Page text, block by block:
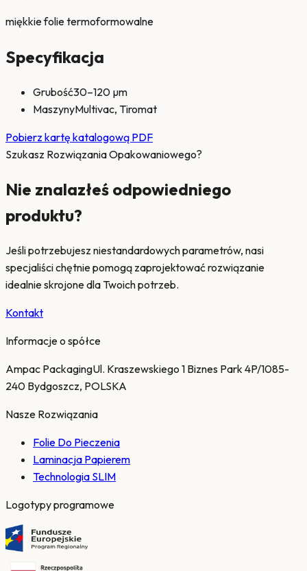
miękkie folie termoformowalne
Specyfikacja
Grubość30–120 µm
MaszynyMultivac, Tiromat
Pobierz kartę katalogową PDF
Szukasz Rozwiązania Opakowaniowego?
Nie znalazłeś odpowiedniego
produktu?
Jeśli potrzebujesz niestandardowych parametrów, nasi
specjaliści chętnie pomogą zaprojektować rozwiązanie
idealnie skrojone dla Twoich potrzeb.
Kontakt
Informacje o spółce
Ampac PackagingUl. Kraszewskiego 1 Biznes Park 4P/1085-
240 Bydgoszcz, POLSKA
Nasze Rozwiązania
Folie Do Pieczenia
Laminacja Papierem
Technologia SLIM
Logotypy programowe